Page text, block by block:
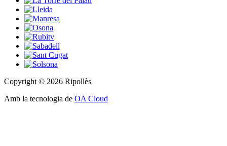
Copyright © 2026 Ripollès
Amb la tecnologia de OA Cloud